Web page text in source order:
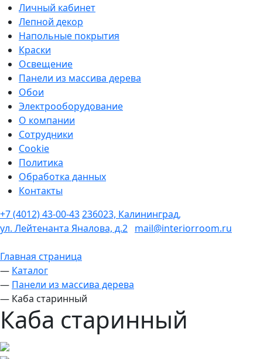
Личный кабинет
Лепной декор
Напольные покрытия
Краски
Освещение
Панели из массива дерева
Обои
Электрооборудование
О компании
Сотрудники
Cookie
Политика
Обработка данных
Контакты
+7 (4012) 43-00-43236023, Калининград,
ул. Лейтенанта Яналова, д.2 mail@interiorroom.ru
Главная страница
— Каталог
— Панели из массива дерева
— Каба старинный
Каба старинный